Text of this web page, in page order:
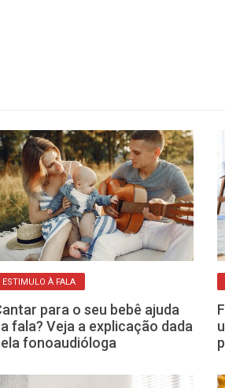
ESTIMULO À FALA
para o seu bebê ajuda
fala? Veja a explicação dada
fonoaudióloga